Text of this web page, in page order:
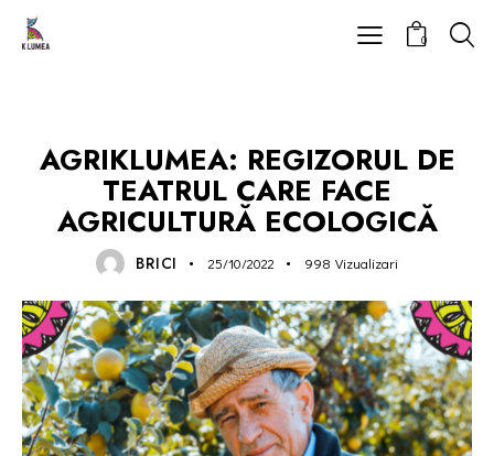
0
AGRIKLUMEA: REGIZORUL DE
TEATRUL CARE FACE
AGRICULTURĂ ECOLOGICĂ
BRICI 25/10/2022 998 Vizualizari